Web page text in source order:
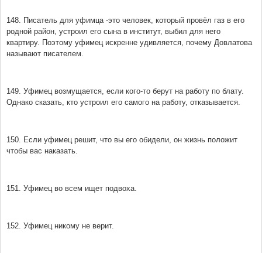
148. Писатель для уфимца -это человек, который провёл газ в его
родной район, устроил его сына в институт, выбил для него
квартиру. Поэтому уфимец искренне удивляется, почему Довлатова
называют писателем.
149. Уфимец возмущается, если кого-то берут на работу по блату.
Однако сказать, кто устроил его самого на работу, отказывается.
150. Если уфимец решит, что вы его обидели, он жизнь положит
чтобы вас наказать.
151. Уфимец во всем ищет подвоха.
152. Уфимец никому не верит.